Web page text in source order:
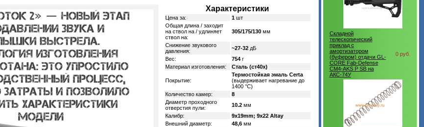
Характеристики
Цена за: 1 шт
Общая длина / заходит
на ствол на / удлиняет
ствол на:
305/175/130 мм
Снижение звукового
давления:
~27-32 дБ
Вес:
754 г
Материал изготовления:
Сталь (ст40х)
Покрытие:
Термостойкая эмаль Certa
(выдерживает нагревание до
1400 °C)
Количество камер:
8
Диаметр проходного
отверстия пули:
10.2 мм
Калибр:
9x19mm; 9х22 Altay
Внешний диаметр:
48,6мм
Складной
телескопический
приклад с
амортизатором
(буфером) отдачи GL-
CORE Fab-Defense
CM4-AKS P SB на
АКС-74У
0 руб.